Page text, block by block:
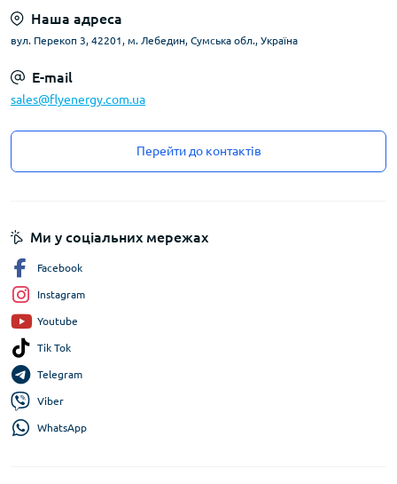
Наша адреса
вул. Перекоп 3, 42201, м. Лебедин, Сумська обл., Україна
E-mail
sales@flyenergy.com.ua
Перейти до контактів
Ми у соціальних мережах
Facebook
Instagram
Youtube
Tik Tok
Telegram
Viber
WhatsApp